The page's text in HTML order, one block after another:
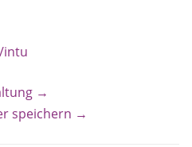
intu
→
speichern →